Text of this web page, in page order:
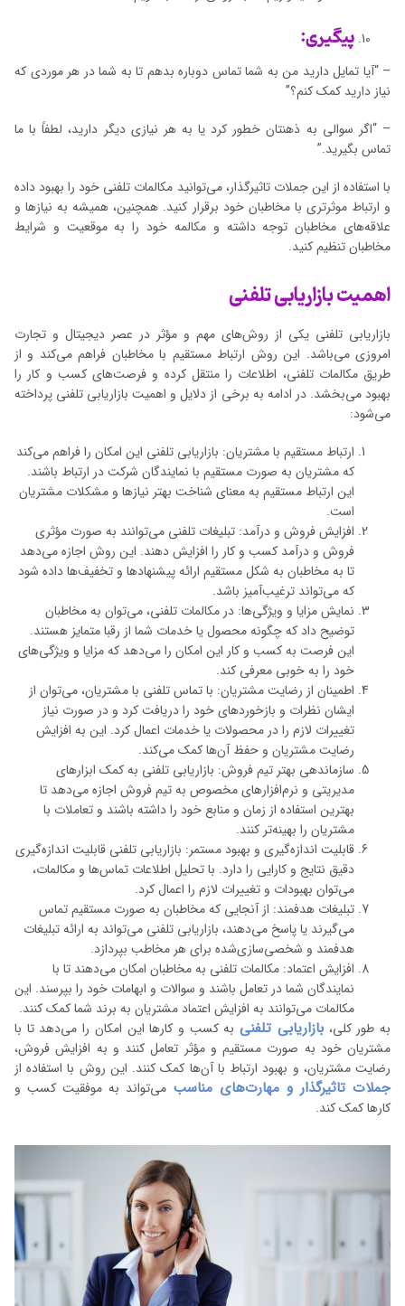
پیگیری:
– “آیا تمایل دارید من به شما تماس دوباره بدهم تا به شما در هر موردی که
نیاز دارید کمک کنم؟”
– “اگر سوالی به ذهنتان خطور کرد یا به هر نیازی دیگر دارید، لطفاً با ما
تماس بگیرید.”
با استفاده از این جملات تاثیرگذار، می‌توانید مکالمات تلفنی خود را بهبود داده
و ارتباط موثرتری با مخاطبان خود برقرار کنید. همچنین، همیشه به نیازها و
علاقه‌های مخاطبان توجه داشته و مکالمه خود را به موقعیت و شرایط
مخاطبان تنظیم کنید.
اهمیت بازاریابی تلفنی
بازاریابی تلفنی یکی از روش‌های مهم و مؤثر در عصر دیجیتال و تجارت
امروزی می‌باشد. این روش ارتباط مستقیم با مخاطبان فراهم می‌کند و از
طریق مکالمات تلفنی، اطلاعات را منتقل کرده و فرصت‌های کسب و کار را
بهبود می‌بخشد. در ادامه به برخی از دلایل و اهمیت بازاریابی تلفنی پرداخته
می‌شود:
ارتباط مستقیم با مشتریان: بازاریابی تلفنی این امکان را فراهم می‌کند
که مشتریان به صورت مستقیم با نمایندگان شرکت در ارتباط باشند.
این ارتباط مستقیم به معنای شناخت بهتر نیازها و مشکلات مشتریان
است.
افزایش فروش و درآمد: تبلیغات تلفنی می‌توانند به صورت مؤثری
فروش و درآمد کسب و کار را افزایش دهند. این روش اجازه می‌دهد
تا به مخاطبان به شکل مستقیم ارائه پیشنهادها و تخفیف‌ها داده شود
که می‌تواند ترغیب‌آمیز باشد.
نمایش مزایا و ویژگی‌ها: در مکالمات تلفنی، می‌توان به مخاطبان
توضیح داد که چگونه محصول یا خدمات شما از رقبا متمایز هستند.
این فرصت به کسب و کار این امکان را می‌دهد که مزایا و ویژگی‌های
خود را به خوبی معرفی کند.
اطمینان از رضایت مشتریان: با تماس تلفنی با مشتریان، می‌توان از
ایشان نظرات و بازخوردهای خود را دریافت کرد و در صورت نیاز
تغییرات لازم را در محصولات یا خدمات اعمال کرد. این به افزایش
رضایت مشتریان و حفظ آن‌ها کمک می‌کند.
سازماندهی بهتر تیم فروش: بازاریابی تلفنی به کمک ابزارهای
مدیریتی و نرم‌افزارهای مخصوص به تیم فروش اجازه می‌دهد تا
بهترین استفاده از زمان و منابع خود را داشته باشند و تعاملات با
مشتریان را بهینه‌تر کنند.
قابلیت اندازه‌گیری و بهبود مستمر: بازاریابی تلفنی قابلیت اندازه‌گیری
دقیق نتایج و کارایی را دارد. با تحلیل اطلاعات تماس‌ها و مکالمات،
می‌توان بهبودات و تغییرات لازم را اعمال کرد.
تبلیغات هدفمند: از آنجایی که مخاطبان به صورت مستقیم تماس
می‌گیرند یا پاسخ می‌دهند، بازاریابی تلفنی می‌تواند به ارائه تبلیغات
هدفمند و شخصی‌سازی‌شده برای هر مخاطب بپردازد.
افزایش اعتماد: مکالمات تلفنی به مخاطبان امکان می‌دهند تا با
نمایندگان شما در تعامل باشند و سوالات و ابهامات خود را بپرسند. این
مکالمات می‌توانند به افزایش اعتماد مشتریان به برند شما کمک کنند.
به طور کلی،بازاریابی تلفنیبه کسب و کارها این امکان را می‌دهد تا با
مشتریان خود به صورت مستقیم و مؤثر تعامل کنند و به افزایش فروش،
رضایت مشتریان، و بهبود ارتباط با آن‌ها کمک کنند. این روش با استفاده از
جملات تاثیرگذار و مهارت‌های مناسب می‌تواند به موفقیت کسب و
کارها کمک کند.